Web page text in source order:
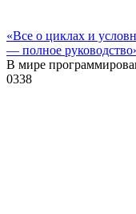
«Все о циклах и
— полное
В мире
0338